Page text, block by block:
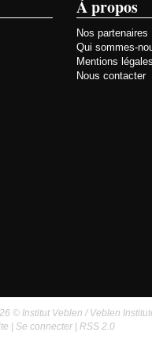
À propos
Nos partenaires
Qui sommes-
Mentions légales
Nous contacter
© Institut Veblen / Veblen
|Se connecter |RSS 2.0